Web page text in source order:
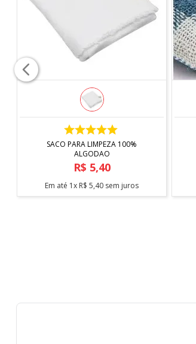
COMPRAR
SACO PARA LIMPEZA 100%
ALGODAO
R$ 5,40
Em até 1x R$ 5,40 sem juros